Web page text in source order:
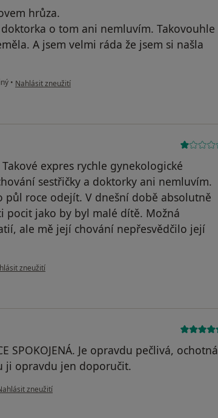
hrůza.
o tom ani nemluvím. Takovouhle
A jsem velmi ráda že jsem si našla
• podle názoru uživatele M.H.
Nahlásit zneužití
expres rychle gynekologické
sestřičky a doktorky ani nemluvím.
půl roce odejít. V dnešní době absolutně
pocit jako by byl malé dítě. Možná
ale mě její chování nepřesvědčilo její
názoru uživatele Váš účet byl odstraněn
zneužití
SPOKOJENÁ. Je opravdu pečlivá, ochotná
ji opravdu jen doporučit.
názoru uživatele Váš účet byl odstraněn
zneužití